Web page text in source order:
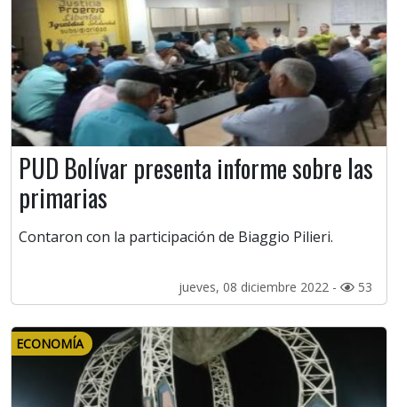
PUD Bolívar presenta informe sobre las
primarias
Contaron con la participación de Biaggio Pilieri.
jueves, 08 diciembre 2022 - 53
ECONOMÍA